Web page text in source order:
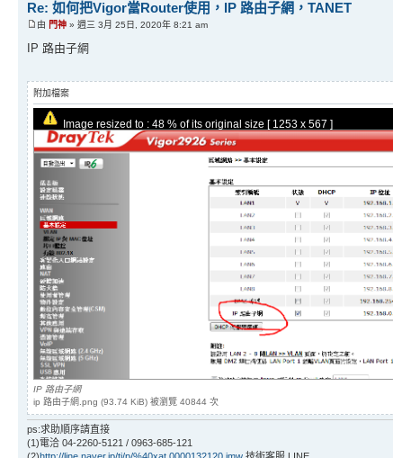
Re: 如何把Vigor當Router使用，IP 路由子網，TANET
由 門神 » 週三 3月 25日, 2020年 8:21 am
IP 路由子網
附加檔案
Image resized to : 48 % of its original size [ 1253 x 567 ]
IP 路由子網
ip 路由子網.png (93.74 KiB) 被瀏覽 40844 次
ps:求助順序請直接
(1)電洽 04-2260-5121 / 0963-685-121
(2)http://line.naver.jp/ti/p/%40xat.0000132120.jmw 技術客服 LINE